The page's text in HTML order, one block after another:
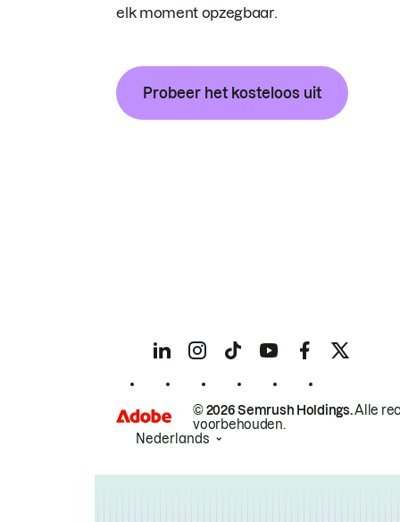
elk moment opzegbaar.
Probeer het kosteloos uit
© 2026 Semrush Holdings.Alle
voorbehouden.
Nederlands